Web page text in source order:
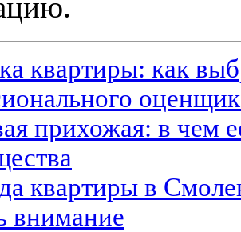
квартиры: как
прихожая: в чем
квартиры в
внимание